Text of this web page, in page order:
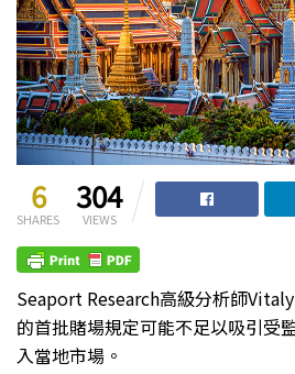
6
SHARES
304
VIEWS
Seaport Research高級分析師
的首批賭場規定可能不足以吸引受
入當地市場。